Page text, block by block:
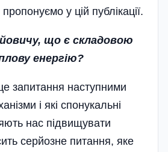
у цій публікації.
що є складовою
енергію?
запитання наступними
і які спонукальні
нас підвищувати
серйозне питання, яке